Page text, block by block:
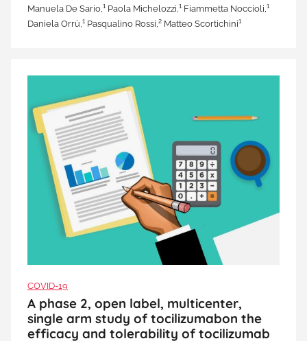
Manuela De Sario,1 Paola Michelozzi,1 Fiammetta Noccioli,1
Daniela Orrù,1 Pasqualino Rossi,2 Matteo Scortichini1
COVID-19
A phase 2, open label, multicenter,
single arm study of tocilizumabon the
efficacy and tolerability of tocilizumab